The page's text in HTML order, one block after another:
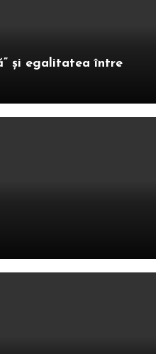
și egalitatea între